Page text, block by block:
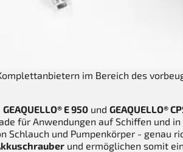
im Bereich des
GEAQUELLO® E 950 und GEAQUELLO®
für Anwendungen auf Schiffen und
Schlauch und Pumpenkörper - genau
und ermöglichen somit